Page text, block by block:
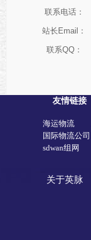
联系电话：
站长Email：
联系QQ：
友情链接
海运物流
国际物流公司
sdwan组网
关于英脉